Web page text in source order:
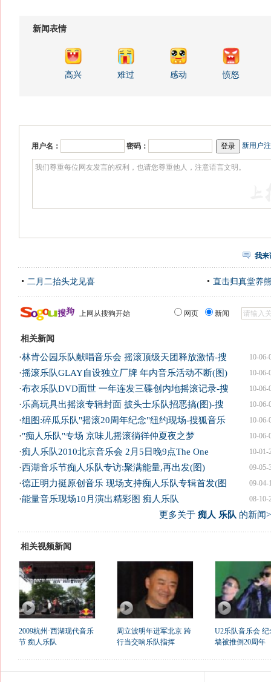
新闻表情
高兴 难过 感动 愤怒
用户名： 密码： 新用户
我来
二月二抬头龙见喜 直击归真堂养
上网从搜狗开始 网页 新闻
相关新闻
10-06-
·林肯公园乐队献唱音乐会 摇滚顶级天团释放激情-搜
10-06-
·摇滚乐队GLAY自设独立厂牌 年内音乐活动不断(图)
10-06-
·布衣乐队DVD面世 一年连发三碟创内地摇滚记录-搜
10-06-
·乐高玩具出摇滚专辑封面 披头士乐队招恶搞(图)-搜
10-06-
·组图:碎瓜乐队"摇滚20周年纪念"纽约现场-搜狐音乐
10-06-
·"痴人乐队"专场 京味儿摇滚徜徉仲夏夜之梦
10-01-
·痴人乐队2010北京音乐会 2月5日晚9点The One
09-05-
·西湖音乐节痴人乐队专访:聚满能量,再出发(图)
09-04-
·德正明力挺原创音乐 现场支持痴人乐队专辑首发(图
08-10-
·能量音乐现场10月演出精彩图 痴人乐队
更多关于 痴人 乐队 的新闻
相关视频新闻
2009杭州·西湖现代音乐
节 痴人乐队
周立波明年进军北京 跨
行当交响乐队指挥
U2乐队音乐会 纪
墙被推倒20周年